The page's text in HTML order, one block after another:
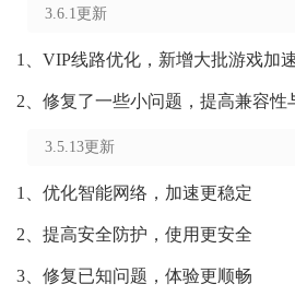
3.6.1更新
1、VIP线路优化，新增大批游戏加速
2、修复了一些小问题，提高兼容性
3.5.13更新
1、优化智能网络，加速更稳定
2、提高安全防护，使用更安全
3、修复已知问题，体验更顺畅